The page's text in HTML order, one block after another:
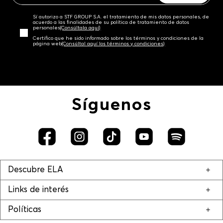
Sí autorizo a STF GROUP S.A. el tratamiento de mis datos personales, de
acuerdo a las finalidades de su política de tratamiento de datos
personales‎(Consúltala aquí)
Certifico que he sido informado sobre los términos y condiciones de la
página web‎(Consúltal aquí los términos y condiciones)
Síguenos
Descubre ELA
Links de interés
Políticas